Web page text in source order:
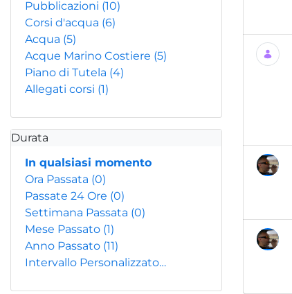
Pubblicazioni (10)
Corsi d'acqua (6)
Acqua (5)
Acque Marino Costiere (5)
Piano di Tutela (4)
Allegati corsi (1)
Durata
In qualsiasi momento
Ora Passata (0)
Passate 24 Ore (0)
Settimana Passata (0)
Mese Passato (1)
Anno Passato (11)
Intervallo Personalizzato…